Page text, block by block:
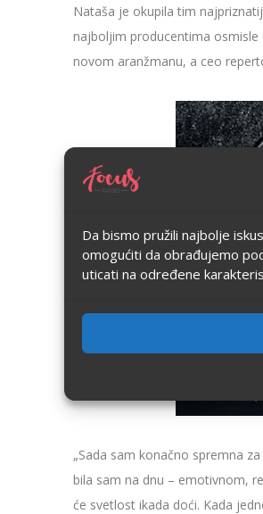
Da bismo pružili najbolje
omogućiti da obrađujemo
uticati na određene
Nataša je okupila tim
najboljim producentima
novom aranžmanu, a ceo
„Sada sam konačno spremna
bila sam na dnu – emotivnom,
će svetlost ikada doći. Kada